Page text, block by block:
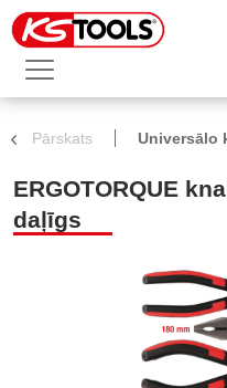
Pārskats Universālo
ERGOTORQUE
daļīgs